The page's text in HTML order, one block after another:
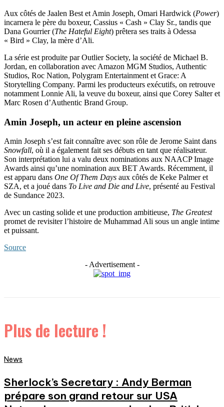
Aux côtés de Jaalen Best et Amin Joseph, Omari Hardwick (Power)
incarnera le père du boxeur, Cassius « Cash » Clay Sr., tandis que
Dana Gourrier (The Hateful Eight) prêtera ses traits à Odessa
« Bird » Clay, la mère d’Ali.
La série est produite par Outlier Society, la société de Michael B.
Jordan, en collaboration avec Amazon MGM Studios, Authentic
Studios, Roc Nation, Polygram Entertainment et Grace: A
Storytelling Company. Parmi les producteurs exécutifs, on retrouve
notamment Lonnie Ali, la veuve du boxeur, ainsi que Corey Salter et
Marc Rosen d’Authentic Brand Group.
Amin Joseph, un acteur en pleine ascension
Amin Joseph s’est fait connaître avec son rôle de Jerome Saint dans
Snowfall, où il a également fait ses débuts en tant que réalisateur.
Son interprétation lui a valu deux nominations aux NAACP Image
Awards ainsi qu’une nomination aux BET Awards. Récemment, il
est apparu dans One Of Them Days aux côtés de Keke Palmer et
SZA, et a joué dans To Live and Die and Live, présenté au Festival
de Sundance 2023.
Avec un casting solide et une production ambitieuse, The Greatest
promet de revisiter l’histoire de Muhammad Ali sous un angle intime
et puissant.
Source
- Advertisement -
Plus de lecture !
News
Sherlock’s Secretary : Andy Berman
prépare son grand retour sur USA